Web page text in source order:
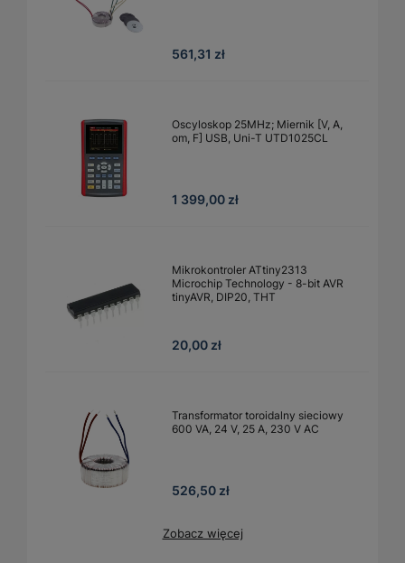
561,31 zł
Oscyloskop 25MHz; Miernik [V, A,
om, F] USB, Uni-T UTD1025CL
1 399,00 zł
Mikrokontroler ATtiny2313
Microchip Technology - 8-bit AVR
tinyAVR, DIP20, THT
20,00 zł
Transformator toroidalny sieciowy
600 VA, 24 V, 25 A, 230 V AC
526,50 zł
Zobacz więcej